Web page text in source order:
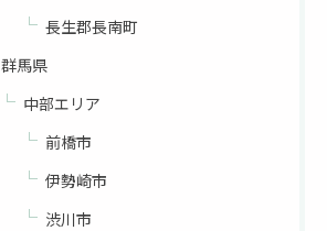
長生郡長南町
群馬県
中部エリア
前橋市
伊勢崎市
渋川市